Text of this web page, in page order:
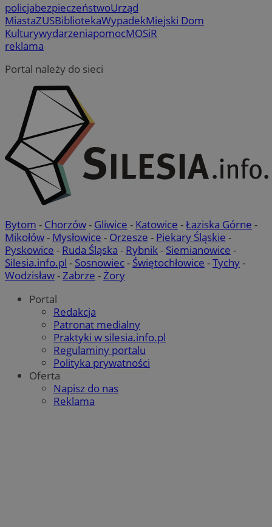
policjabezpieczeństwoUrząd
MiastaZUSBibliotekaWypadekMiejski Dom
KulturywydarzeniapomocMOSiR
reklama
Portal należy do sieci
Bytom - Chorzów- Gliwice - Katowice -Łaziska Górne -
Mikołów- Mysłowice - Orzesze - Piekary Śląskie -
Pyskowice - Ruda Śląska - Rybnik- Siemianowice -
Silesia.info.pl - Sosnowiec- Świętochłowice -Tychy-
Wodzisław-Zabrze -Żory
Portal
Redakcja
Patronat medialny
Praktyki w silesia.info.pl
Regulaminy portalu
Polityka prywatności
Oferta
Napisz do nas
Reklama